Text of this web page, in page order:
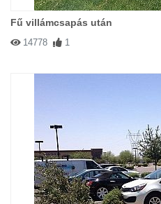
Fű villámcsapás után
14778 1